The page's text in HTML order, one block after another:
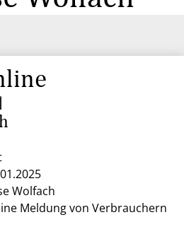
Wolfach
Meldung von Verbrauchern